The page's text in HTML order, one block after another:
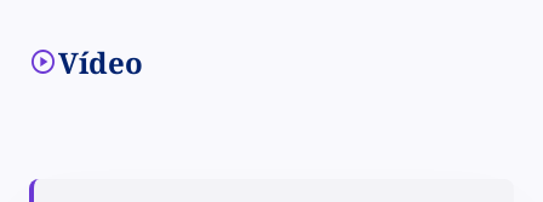
play_circleVídeo